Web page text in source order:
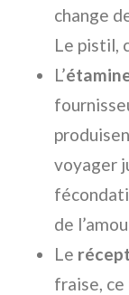
change
Le pistil,
L’
voyager
de
Le
fraise, ce